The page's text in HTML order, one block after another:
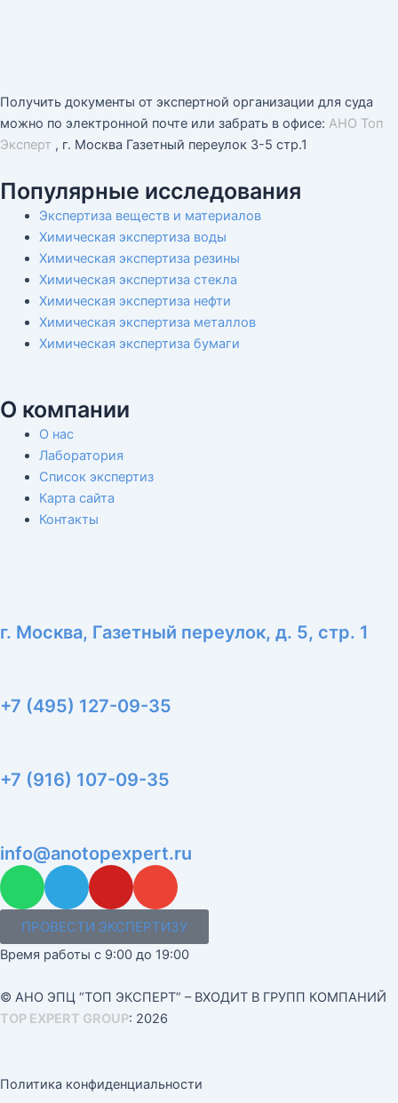
Получить документы от экспертной организации для суда
можно по электронной почте или забрать в офисе: АНО Топ
Эксперт , г. Москва Газетный переулок 3-5 стр.1
Популярные исследования
Экспертиза веществ и материалов
Химическая экспертиза воды
Химическая экспертиза резины
Химическая экспертиза стекла
Химическая экспертиза нефти
Химическая экспертиза металлов
Химическая экспертиза бумаги
О компании
О нас
Лаборатория
Список экспертиз
Карта сайта
Контакты
г. Москва, Газетный переулок, д. 5, стр. 1
+7 (495) 127-09-35
+7 (916) 107-09-35
info@anotopexpert.ru
W
a
t
s
a
p
p
T
l
e
g
r
a
m
Y
u
t
u
b
e
E
v
e
l
o
p
e
ПРОВЕСТИ ЭКСПЕРТИЗУ
Время работы с 9:00 до 19:00
© АНО ЭПЦ “ТОП ЭКСПЕРТ” – ВХОДИТ В ГРУПП КОМПАНИЙ
TOP EXPERT GROUP: 2026
Политика конфиденциальности